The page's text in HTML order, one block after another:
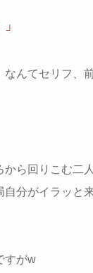
なんてセリフ、
ら回りこむ二
分がイラッと
すがw